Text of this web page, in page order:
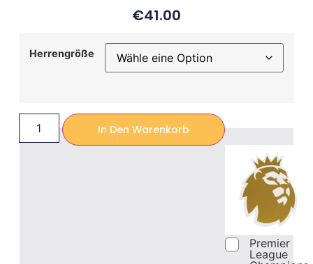
€41.00
Herrengröße
In Den Warenkorb
Premier
League